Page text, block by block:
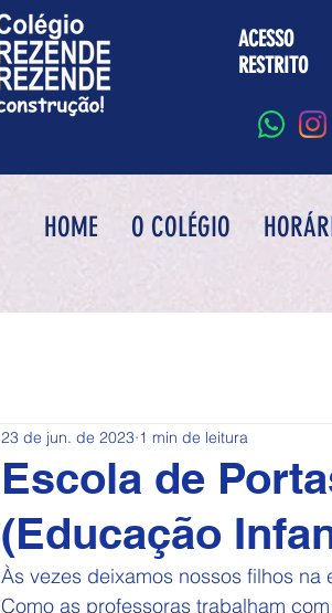
ACESSO
RESTRITO
HOME O COLÉGIO
Escola de
(Educação
23 de jun. de 2023 1 min de leitura
Às vezes deixamos nossos filhos
Como as professoras trabalham